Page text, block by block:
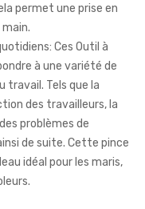
permet une prise en
Ces Outil à
à une variété de
travail. Tels que la
des travailleurs, la
problèmes de
de suite. Cette pince
idéal pour les maris,